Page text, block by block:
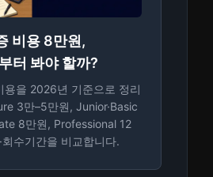
비용 8만원,
터 봐야 할까?
용을 2026년 기준으로 정리
3만–5만원, Junior·Basic
8만원, Professional 12
회수기간을 비교합니다.